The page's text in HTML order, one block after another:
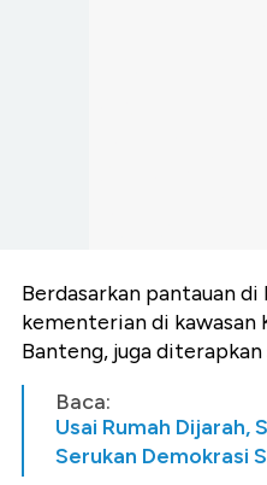
Berdasarkan pantauan
kementerian di kawasan
Banteng, juga
Baca:
Usai Rumah Dijarah,
Serukan Demokrasi